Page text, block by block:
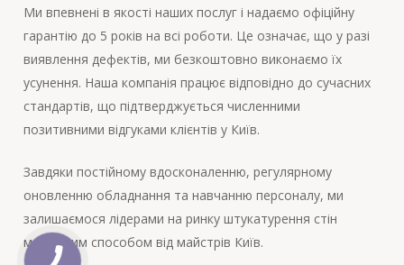
Ми впевнені в якості наших послуг і надаємо офіційну
гарантію до 5 років на всі роботи. Це означає, що у разі
виявлення дефектів, ми безкоштовно виконаємо їх
усунення. Наша компанія працює відповідно до сучасних
стандартів, що підтверджується численними
позитивними відгуками клієнтів у Київ.
Завдяки постійному вдосконаленню, регулярному
оновленню обладнання та навчанню персоналу, ми
залишаємося лідерами на ринку штукатурення стін
машинним способом від майстрів Київ.